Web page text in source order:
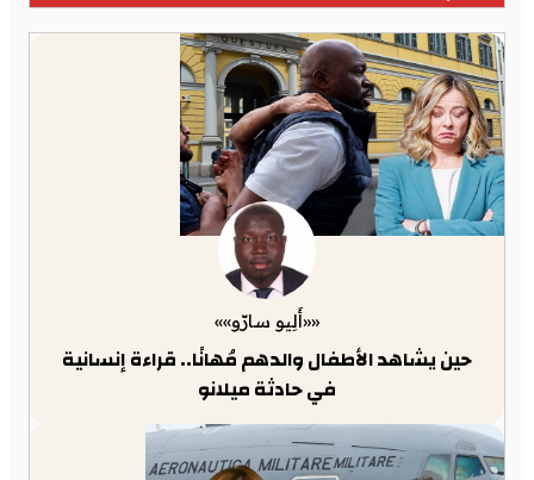
««أَلِيو سارّو»»
حين يشاهد الأطفال والدهم مُهانًا.. قراءة إنسانية
في حادثة ميلانو